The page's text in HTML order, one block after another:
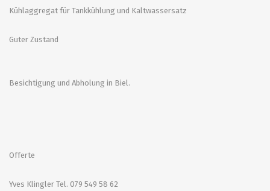
Kühlaggregat für Tankkühlung und Kaltwassersatz
Guter Zustand
Besichtigung und Abholung in Biel.
Offerte
Yves Klingler Tel. 079 549 58 62